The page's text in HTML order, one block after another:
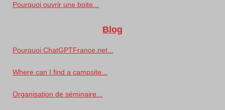
Pourquoi ouvrir une boite...
Blog
Pourquoi ChatGPTFrance.net...
Where can I find a campsite...
Organisation de séminaire...